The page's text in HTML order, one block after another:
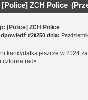
[Police] ZCH Police
[Police] ZCH Police
#20250 dnia:
kandydatka jeszcze w 2024
członka rady…..